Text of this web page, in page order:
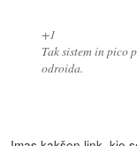
+1
Tak sistem in pico
odroida.